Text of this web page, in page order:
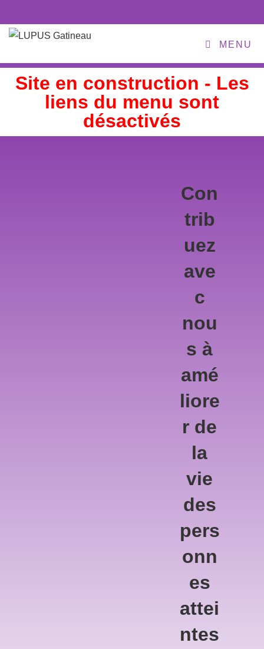
MENU
Site en construction - Les
liens du menu sont
désactivés
Con
trib
uez
ave
c
nou
s à
amé
liore
r de
la
vie
des
pers
onn
es
attei
ntes